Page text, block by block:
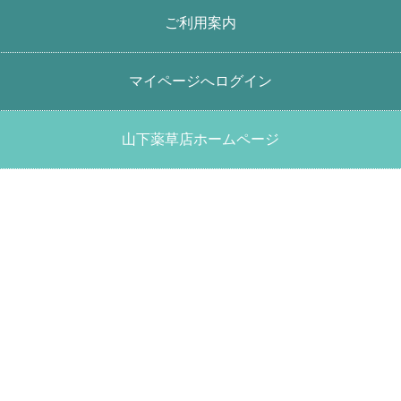
ご利用案内
マイページへログイン
山下薬草店ホームページ